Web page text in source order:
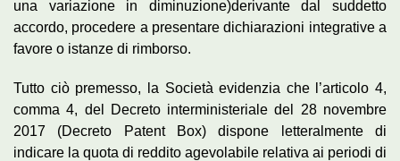
una variazione in diminuzione)derivante dal suddetto
accordo, procedere a presentare dichiarazioni integrative a
favore o istanze di rimborso.
Tutto ciò premesso, la Società evidenzia che l’articolo 4,
comma 4, del Decreto interministeriale del 28 novembre
2017 (Decreto Patent Box) dispone letteralmente di
indicare la quota di reddito agevolabile relativa ai periodi di